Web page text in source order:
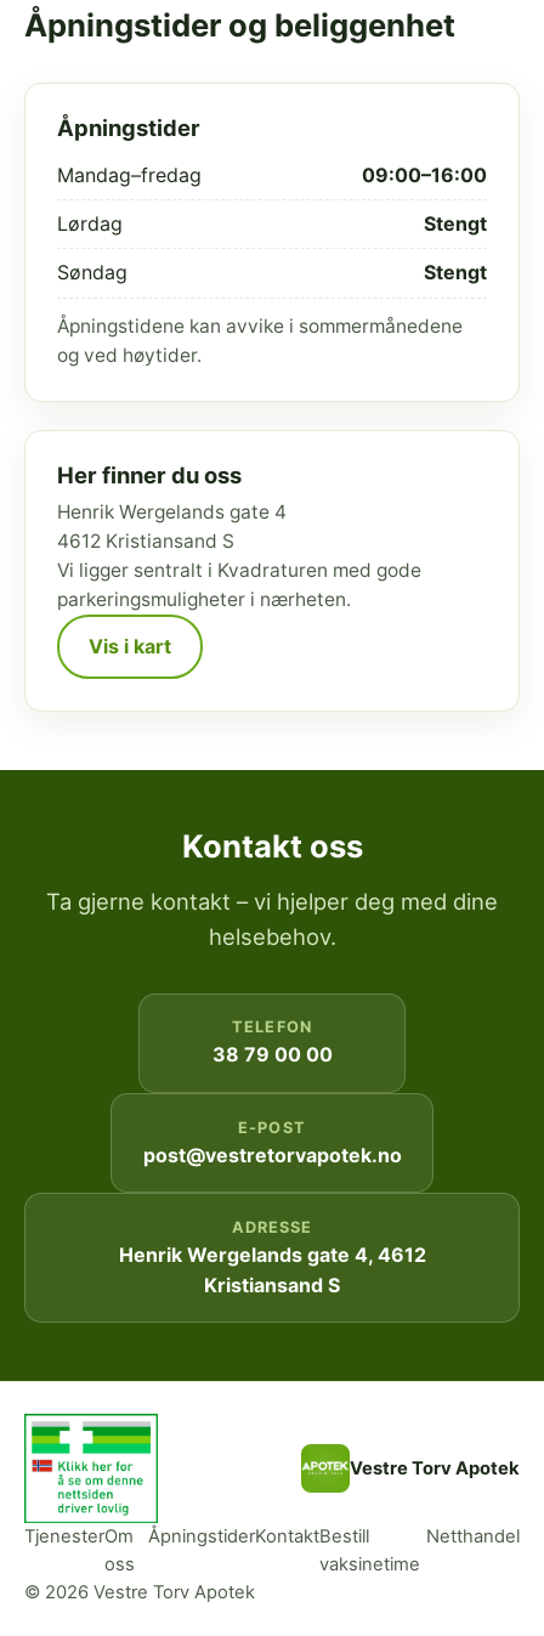
Åpningstider og beliggenhet
Åpningstider
Mandag–fredag 09:00–16:00
Lørdag Stengt
Søndag Stengt
Åpningstidene kan avvike i sommermånedene
og ved høytider.
Her finner du oss
Henrik Wergelands gate 4
4612 Kristiansand S
Vi ligger sentralt i Kvadraturen med gode
parkeringsmuligheter i nærheten.
Vis i kart
Kontakt oss
Ta gjerne kontakt – vi hjelper deg med dine
helsebehov.
TELEFON
38 79 00 00
E-POST
post@vestretorvapotek.no
ADRESSE
Henrik Wergelands gate 4, 4612
Kristiansand S
Vestre Torv Apotek
TjenesterOm
oss
ÅpningstiderKontaktBestill
vaksinetime
Netthandel
© 2026 Vestre Torv Apotek